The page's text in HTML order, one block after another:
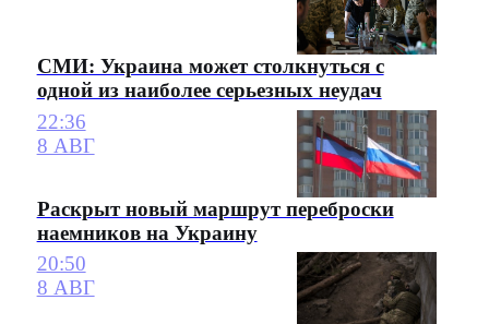
СМИ: Украина может столкнуться с
одной из наиболее серьезных неудач
22:36
8 АВГ
Раскрыт новый маршрут переброски
наемников на Украину
20:50
8 АВГ